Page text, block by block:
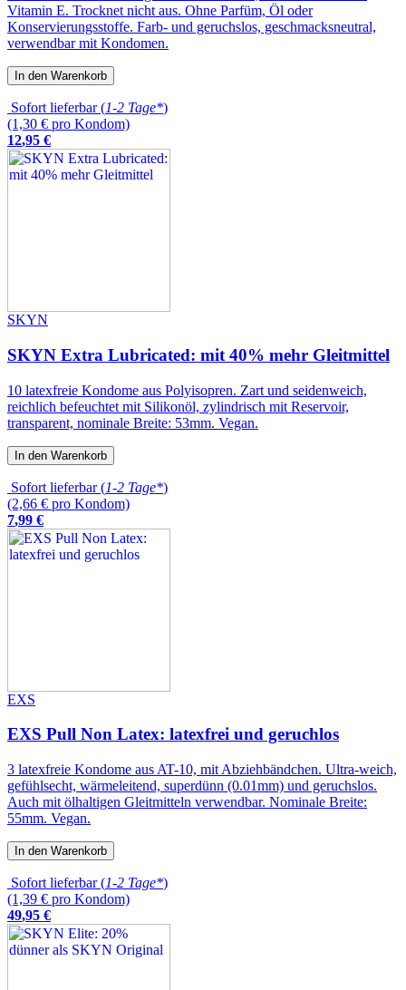
Vitamin E. Trocknet nicht aus. Ohne Parfüm, Öl oder
Konservierungsstoffe. Farb- und geruchslos, geschmacksneutral,
verwendbar mit Kondomen.
In den Warenkorb
Sofort lieferbar (1-2 Tage*)
(1,30 € pro Kondom)
12,95 €
SKYN
SKYN Extra Lubricated: mit 40% mehr Gleitmittel
10 latexfreie Kondome aus Polyisopren. Zart und seidenweich,
reichlich befeuchtet mit Silikonöl, zylindrisch mit Reservoir,
transparent, nominale Breite: 53mm. Vegan.
In den Warenkorb
Sofort lieferbar (1-2 Tage*)
(2,66 € pro Kondom)
7,99 €
EXS
EXS Pull Non Latex: latexfrei und geruchlos
3 latexfreie Kondome aus AT-10, mit Abziehbändchen. Ultra-weich,
gefühlsecht, wärmeleitend, superdünn (0.01mm) und geruchslos.
Auch mit ölhaltigen Gleitmitteln verwendbar. Nominale Breite:
55mm. Vegan.
In den Warenkorb
Sofort lieferbar (1-2 Tage*)
(1,39 € pro Kondom)
49,95 €